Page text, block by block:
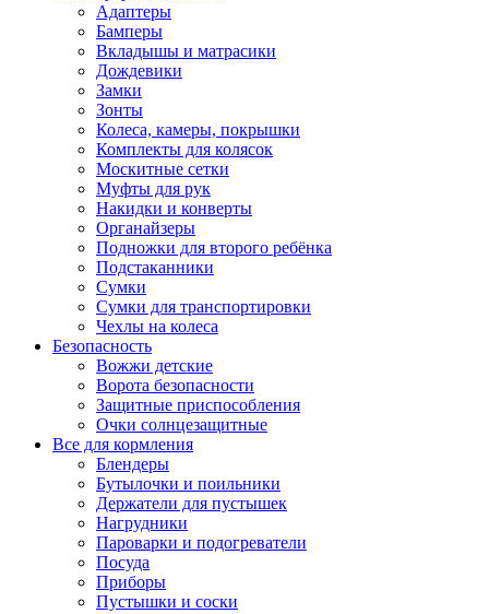
Адаптеры
Бамперы
Вкладышы и матрасики
Дождевики
Замки
Зонты
Колеса, камеры, покрышки
Комплекты для колясок
Москитные сетки
Муфты для рук
Накидки и конверты
Органайзеры
Подножки для второго ребёнка
Подстаканники
Сумки
Сумки для транспортировки
Чехлы на колеса
Безопасность
Вожжи детские
Ворота безопасности
Защитные приспособления
Очки солнцезащитные
Все для кормления
Блендеры
Бутылочки и поильники
Держатели для пустышек
Нагрудники
Пароварки и подогреватели
Посуда
Приборы
Пустышки и соски